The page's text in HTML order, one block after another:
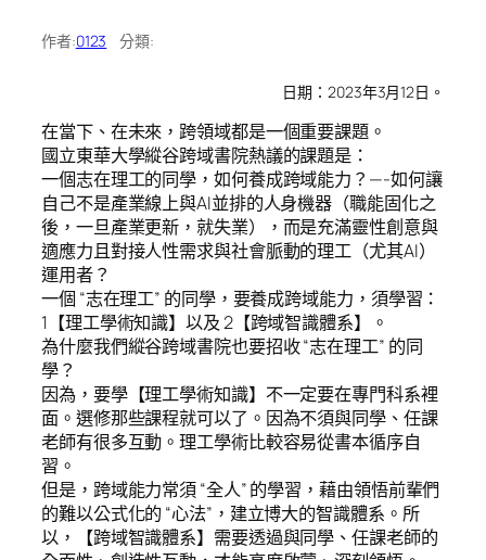
作者:0123 分類:
日期：2023年3月12日。
在當下、在未來，跨領域都是一個重要課題。
國立東華大學縱谷跨域書院熱議的課題是：
一個志在理工的同學，如何養成跨域能力？—-如何讓
自己不是產業線上與AI並排的人身機器（職能固化之
後，一旦產業更新，就失業），而是充滿靈性創意與
適應力且對接人性需求與社會脈動的理工（尤其AI）
運用者？
一個 “志在理工” 的同學，要養成跨域能力，須學習：
1【理工學術知識】以及 2【跨域智識體系】。
為什麼我們縱谷跨域書院也要招收 “志在理工” 的同
學？
因為，要學【理工學術知識】不一定要在專門科系裡
面。選修那些課程就可以了。因為不須與同學、任課
老師有很多互動。理工學術比較容易從書本循序自
習。
但是，跨域能力常須 “全人” 的學習，藉由領悟前輩們
的難以公式化的 “心法”，建立博大的智識體系。所
以，【跨域智識體系】需要透過與同學、任課老師的